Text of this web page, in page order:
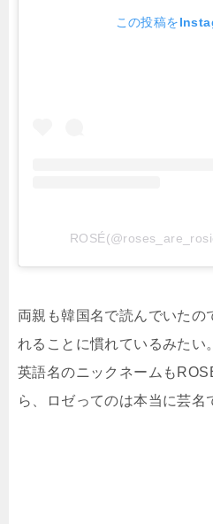
この投稿を
両親も韓国名で読んでいたの
れることに慣れているみたい。
英語名のニックネームも
ら、ロゼってのは本当に芸名